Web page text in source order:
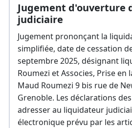
Jugement d'ouverture
judiciaire
Jugement prononçant la
simplifiée, date de cessation
septembre 2025, désignant
Roumezi et Associes, Prise en
Maud Roumezi 9 bis rue de
Grenoble. Les déclarations
adresser au liquidateur
électronique prévu par les